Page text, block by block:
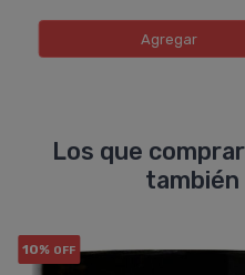
Agregar
Los que
también
10% OFF